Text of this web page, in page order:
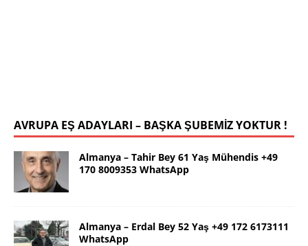
AVRUPA EŞ ADAYLARI – BAŞKA ŞUBEMİZ YOKTUR !
Almanya – Tahir Bey 61 Yaş Mühendis +49
170 8009353 WhatsApp
Almanya – Erdal Bey 52 Yaş +49 172 6173111
WhatsApp